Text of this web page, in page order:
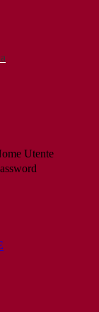
Utente